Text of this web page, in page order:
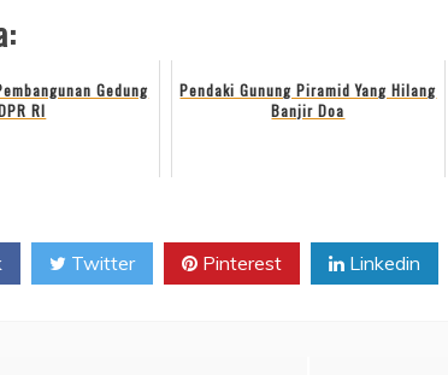
Gedung
RI
Pendaki Gunung Piramid Yang Hilang
Banjir Doa
Twitter Pinterest Linkedin